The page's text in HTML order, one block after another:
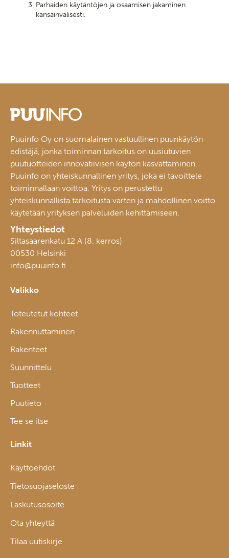
Parhaiden käytäntöjen ja osaamisen jakaminen
kansainvälisesti.
Puuinfo Oy on suomalainen vastuullinen puunkäytön
edistäjä, jonka toiminnan tarkoitus on uusiutuvien
puutuotteiden innovatiivisen käytön kasvattaminen.
Puuinfo on yhteiskunnallinen yritys, joka ei tavoittele
toiminnallaan voittoa. Yritys on perustettu
yhteiskunnallista tarkoitusta varten ja mahdollinen voitto
käytetään yrityksen palveluiden kehittämiseen.
Yhteystiedot
Siltasaarenkatu 12 A (8. kerros)
00530 Helsinki
info@puuinfo.fi
Valikko
Toteutetut kohteet
Rakennuttaminen
Rakenteet
Suunnittelu
Tuotteet
Puutieto
Tee se itse
Linkit
Käyttöehdot
Tietosuojaseloste
Laskutusosoite
Ota yhteyttä
Tilaa uutiskirje